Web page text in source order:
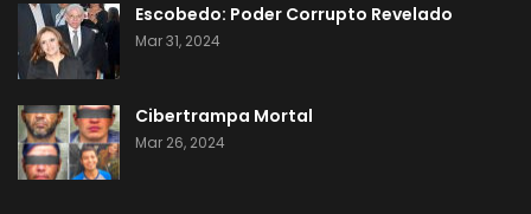
Escobedo: Poder Corrupto Revelado
Mar 31, 2024
Cibertrampa Mortal
Mar 26, 2024